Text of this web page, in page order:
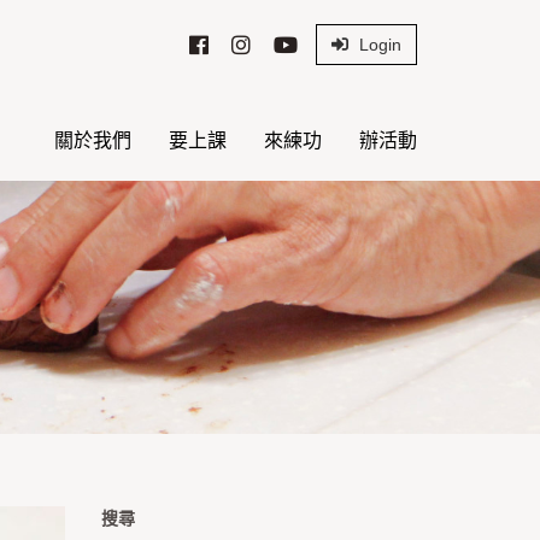
Login
關於我們 要上課 來練功 辦活動
搜尋